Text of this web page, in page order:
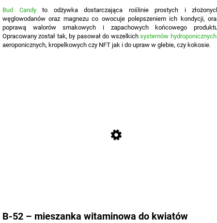
Bud Candyto odżywka dostarczająca roślinie prostych i
węglowodanów oraz magnezu co owocuje polepszeniem ich kondycji,
poprawą walorów smakowych i zapachowych końcowego
Opracowany został tak, by pasował do wszelkichsystemów hydroponicznych
aeroponicznych, kropelkowych czy NFT jak i do upraw w glebie, czy kokosie.
B-52 – mieszanka witaminowa do kwiatów